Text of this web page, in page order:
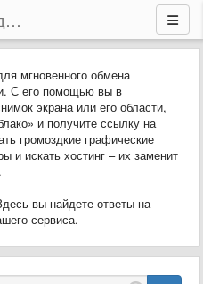
Joxi - сообщество поддержки
мгновенного обмена
С его помощью вы в
экрана или его области,
и получите ссылку на
громоздкие графические
и искать хостинг – их заменит
вы найдете ответы на
сервиса.